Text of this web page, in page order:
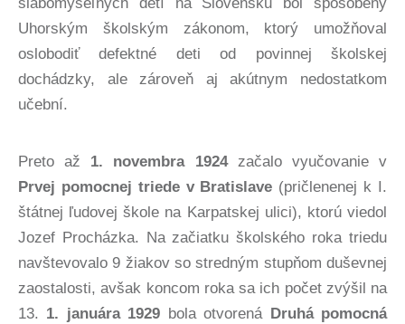
Uhorským školským zákonom, ktorý umožňoval
oslobodiť defektné deti od povinnej školskej
dochádzky, ale zároveň aj akútnym nedostatkom
učební.
Preto až 1. novembra 1924začalo vyučovanie v
Prvej pomocnej triede v Bratislave (pričlenenej k I.
štátnej ľudovej škole na Karpatskej ulici), ktorú viedol
Jozef Procházka. Na začiatku školského roka triedu
navštevovalo 9 žiakov so stredným stupňom duševnej
zaostalosti, avšak koncom roka sa ich počet zvýšil na
13. 1. januára 1929 bola otvorená Druhá pomocná